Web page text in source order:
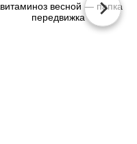
весной — папка
передвижка